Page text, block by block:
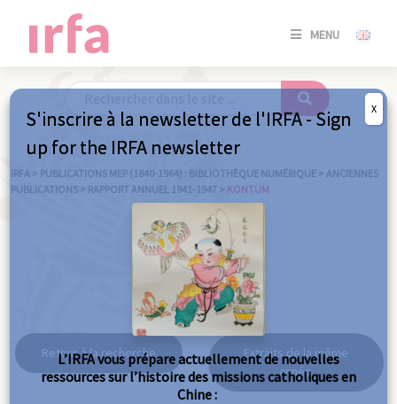
MENU
SE
/
IRFA > PUBLICATIONS MEP (1840-1964) : BIBLIOTHÈQUE NUMÉRIQUE > ANCIENNES
PUBLICATIONS > RAPPORT ANNUEL 1941-1947 > KONTUM
Kontum
Retour à la recherche
Extraits de la même
année
S'inscrire à la newsletter de l'IRFA - Sign
up for the IRFA newsletter
L’IRFA vous prépare actuellement de nouvelles
ressources sur l’histoire des missions catholiques en
Chine :
X